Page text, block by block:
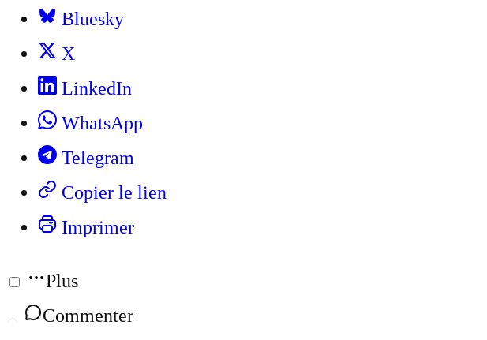
Bluesky
X
LinkedIn
WhatsApp
Telegram
Copier le lien
Imprimer
Plus
Commenter